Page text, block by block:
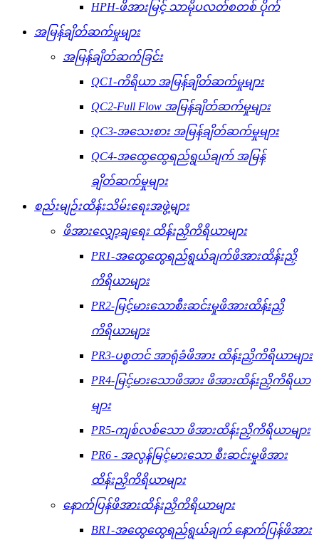
HPH-ဖိအားမြင့် သာမိုပလတ်စတစ် ပိုက်
အမြန်ချိတ်ဆက်မှုများ
အမြန်ချိတ်ဆက်ခြင်း
QC1-ကိရိယာ အမြန်ချိတ်ဆက်မှုများ
QC2-Full Flow အမြန်ချိတ်ဆက်မှုများ
QC3-အသေးစား အမြန်ချိတ်ဆက်မှုများ
QC4-အထွေထွေရည်ရွယ်ချက် အမြန်
ချိတ်ဆက်မှုများ
စည်းမျဉ်းထိန်းသိမ်းရေးအဖွဲ့များ
ဖိအားလျှော့ချရေး ထိန်းညှိကိရိယာများ
PR1-အထွေထွေရည်ရွယ်ချက်ဖိအားထိန်းညှိ
ကိရိယာများ
PR2-မြင့်မားသောစီးဆင်းမှုဖိအားထိန်းညှိ
ကိရိယာများ
PR3-ပစ္စတင် အာရုံခံဖိအား ထိန်းညှိကိရိယာများ
PR4-မြင့်မားသောဖိအား ဖိအားထိန်းညှိကိရိယာ
များ
PR5-ကျစ်လစ်သော ဖိအားထိန်းညှိကိရိယာများ
PR6 - အလွန်မြင့်မားသော စီးဆင်းမှုဖိအား
ထိန်းညှိကိရိယာများ
နောက်ပြန်ဖိအားထိန်းညှိကိရိယာများ
BR1-အထွေထွေရည်ရွယ်ချက် နောက်ပြန်ဖိအား